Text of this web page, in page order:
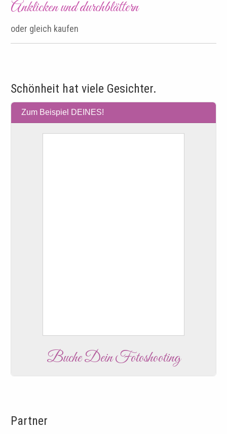
Anklicken und durchblättern
oder gleich kaufen
Schönheit hat viele Gesichter.
Zum Beispiel DEINES!
Buche Dein Fotoshooting
Partner